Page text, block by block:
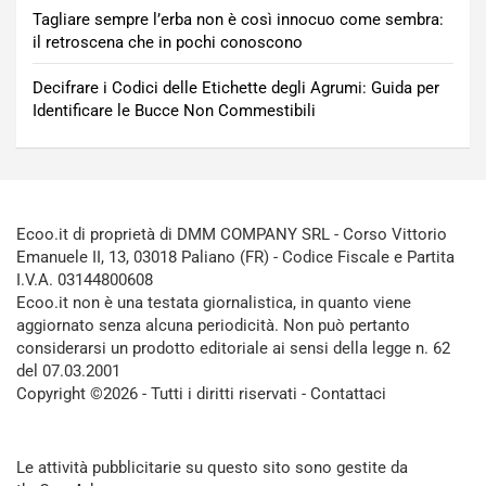
Tagliare sempre l’erba non è così innocuo come sembra:
il retroscena che in pochi conoscono
Decifrare i Codici delle Etichette degli Agrumi: Guida per
Identificare le Bucce Non Commestibili
Ecoo.it di proprietà di DMM COMPANY SRL - Corso Vittorio
Emanuele II, 13, 03018 Paliano (FR) - Codice Fiscale e Partita
I.V.A. 03144800608
Ecoo.it non è una testata giornalistica, in quanto viene
aggiornato senza alcuna periodicità. Non può pertanto
considerarsi un prodotto editoriale ai sensi della legge n. 62
del 07.03.2001
Copyright ©2026 - Tutti i diritti riservati - Contattaci
Le attività pubblicitarie su questo sito sono gestite da